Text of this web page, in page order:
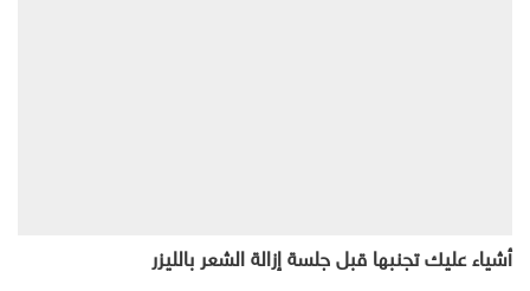
أشياء عليك تجنبها قبل جلسة إزالة الشعر بالليزر